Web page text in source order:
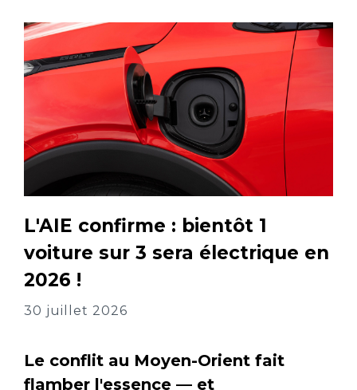
L'AIE confirme : bientôt 1
voiture sur 3 sera électrique en
2026 !
30 juillet 2026
Le conflit au Moyen-Orient fait
flamber l'essence — et